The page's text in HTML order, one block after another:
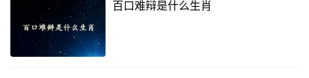
百口难辩是什么生肖